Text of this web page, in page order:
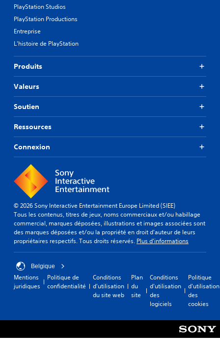
PlayStation Studios
PlayStation Productions
Entreprise
L'histoire de PlayStation
Produits
Valeurs
Soutien
Ressources
Connexion
© 2026 Sony Interactive Entertainment Europe Limited (SIEE)
Tous les contenus, titres de jeux, noms commerciaux et/ou habillage
commercial, marques déposées, illustrations et images associées sont
des marques déposées et/ou la propriété en droit d'auteur de leurs
propriétaires respectifs. Tous droits réservés. Plus d'informations
Belgique
Mentions
juridiques
Politique de
confidentialité
Conditions
d'utilisation
du site web
Plan
du
site
Conditions
d'utilisation
des
logiciels
Politique
d'utilisation
des
cookies